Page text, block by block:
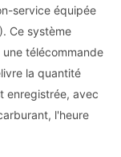
service équipée
Ce système
télécommande
la quantité
enregistrée, avec
l'heure